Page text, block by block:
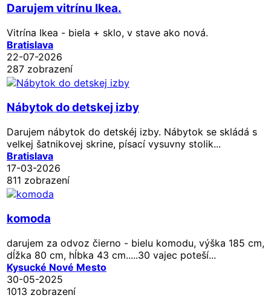
Darujem vitrínu Ikea.
Vitrína Ikea - biela + sklo, v stave ako nová.
Bratislava
22-07-2026
287 zobrazení
Nábytok do detskej izby
Darujem nábytok do detskéj izby. Nábytok se skládá s
velkej šatnikovej skrine, písací vysuvny stolik...
Bratislava
17-03-2026
811 zobrazení
komoda
darujem za odvoz čierno - bielu komodu, výška 185 cm,
dĺžka 80 cm, hĺbka 43 cm.....30 vajec poteší...
Kysucké Nové Mesto
30-05-2025
1013 zobrazení